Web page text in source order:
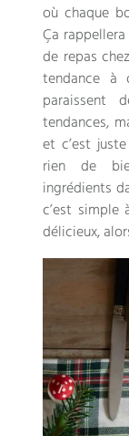
où chaque
Ça
de repas
tendance à
paraissent
tendances,
et c’est
rien de
ingrédients
c’est simple
délicieux,